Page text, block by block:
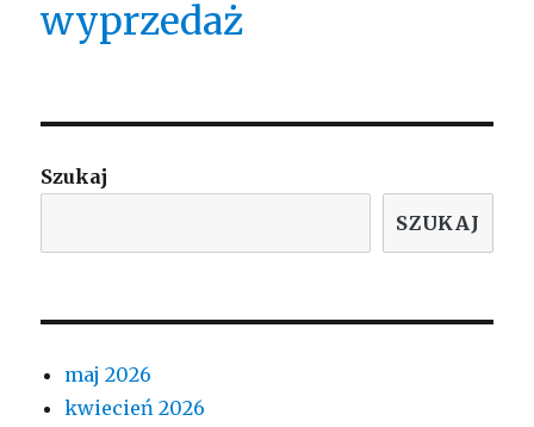
wyprzedaż
Szukaj
SZUKAJ
maj 2026
kwiecień 2026